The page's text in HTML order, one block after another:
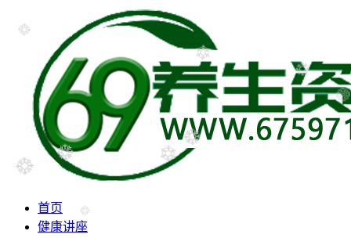
首页
健康讲座